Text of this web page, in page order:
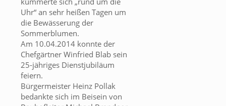
Uhr“ an sehr heißen Tagen um
die Bewässerung der
Sommerblumen.
Am 10.04.2014 konnte der
Chefgärtner Winfried Blab sein
25-jähriges Dienstjubiläum
feiern.
Bürgermeister Heinz Pollak
bedankte sich im Beisein von